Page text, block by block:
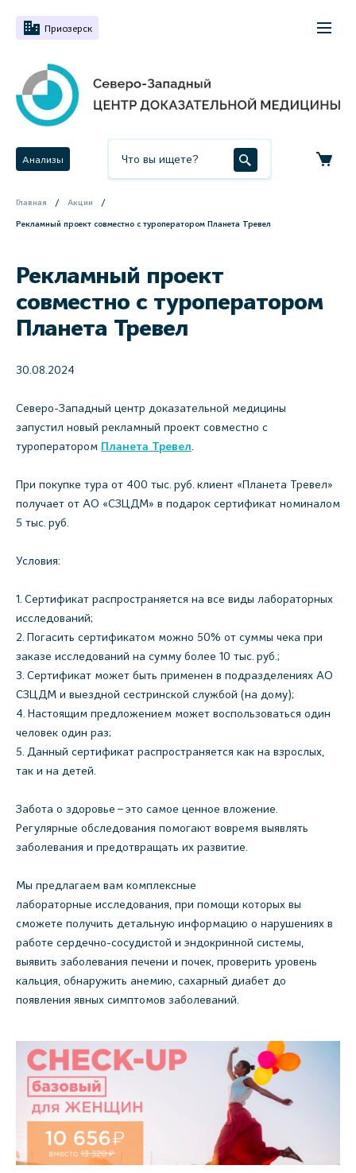
Приозерск
Анализы
Главная Акции
Рекламный проект совместно с туроператором Планета Тревел
Рекламный проект
совместно с туроператором
Планета Тревел
30.08.2024
Северо-Западный центр доказательной медицины
запустил новый рекламный проект совместно с
туроператором Планета Тревел.
При покупке тура от 400 тыс. руб. клиент «Планета Тревел»
получает от АО «СЗЦДМ» в подарок сертификат номиналом
5 тыс. руб.
Условия:
1. Сертификат распространяется на все виды лабораторных
исследований;
2. Погасить сертификатом можно 50% от суммы чека при
заказе исследований на сумму более 10 тыс. руб.;
3. Сертификат может быть применен в подразделениях АО
СЗЦДМ и выездной сестринской службой (на дому);
4. Настоящим предложением может воспользоваться один
человек один раз;
5. Данный сертификат распространяется как на взрослых,
так и на детей.
Забота о здоровье – это самое ценное вложение.
Регулярные обследования помогают вовремя выявлять
заболевания и предотвращать их развитие.
Мы предлагаем вам комплексные
лабораторные исследования, при помощи которых вы
сможете получить детальную информацию о нарушениях в
работе сердечно-сосудистой и эндокринной системы,
выявить заболевания печени и почек, проверить уровень
кальция, обнаружить анемию, сахарный диабет до
появления явных симптомов заболеваний.